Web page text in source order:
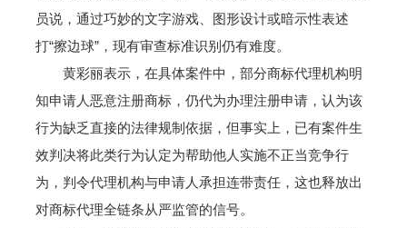
员说，通过巧妙的文字游戏、图形设计或暗示性表述
打“擦边球”，现有审查标准识别仍有难度。
黄彩丽表示，在具体案件中，部分商标代理机构明
知申请人恶意注册商标，仍代为办理注册申请，认为该
行为缺乏直接的法律规制依据，但事实上，已有案件生
效判决将此类行为认定为帮助他人实施不正当竞争行
为，判令代理机构与申请人承担连带责任，这也释放出
对商标代理全链条从严监管的信号。